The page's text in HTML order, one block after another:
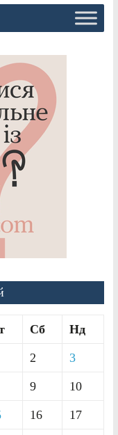
Сб Нд
2 3
9 10
16 17